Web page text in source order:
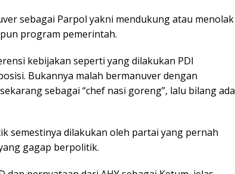
sebagai Parpol yakni mendukung atau menolak
program pemerintah.
kebijakan seperti yang dilakukan PDI
Bukannya malah bermanuver dengan
sebagai “chef nasi goreng”, lalu bilang ada
semestinya dilakukan oleh partai yang pernah
gagap berpolitik.